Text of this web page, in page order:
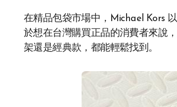
在精品包袋市場中，Michael Kors 以兼具時尚感與實用性的設計，成為許多女性心中的愛牌。對
於想在台灣購買正品的消費者來說，
架還是經典款，都能輕鬆找到。